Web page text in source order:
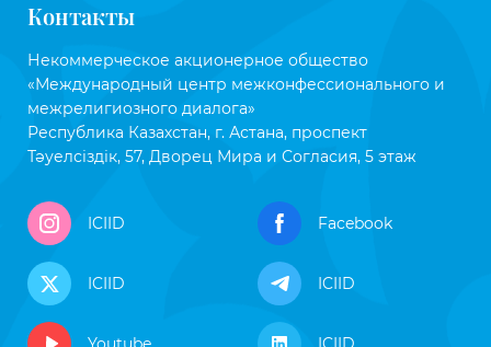
Контакты
Некоммерческое акционерное общество
«Международный центр межконфессионального и
межрелигиозного диалога»
Республика Казахстан, г. Астана, проспект
Тәуелсіздік, 57, Дворец Мира и Согласия, 5 этаж
ICIID Facebook
ICIID ICIID